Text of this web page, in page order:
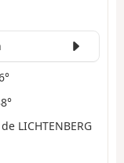
LICHTENBERG